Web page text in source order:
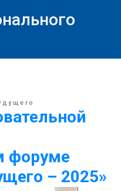
форуме
– 2025»